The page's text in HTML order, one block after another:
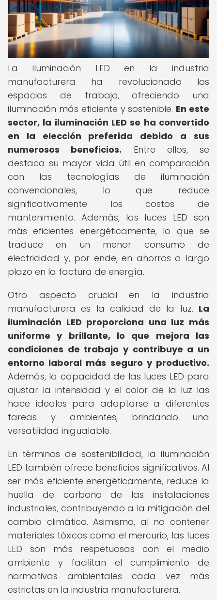
La iluminación LED en la industria
manufacturera ha revolucionado los
espacios de trabajo, ofreciendo una
iluminación más eficiente y sostenible. En este
sector, la iluminación LED se ha convertido
en la elección preferida debido a sus
numerosos beneficios. Entre ellos, se
destaca su mayor vida útil en comparación
con las tecnologías de iluminación
convencionales, lo que reduce
significativamente los costos de
mantenimiento. Además, las luces LED son
más eficientes energéticamente, lo que se
traduce en un menor consumo de
electricidad y, por ende, en ahorros a largo
plazo en la factura de energía.
Otro aspecto crucial en la industria
manufacturera es la calidad de la luz. La
iluminación LED proporciona una luz más
uniforme y brillante, lo que mejora las
condiciones de trabajo y contribuye a un
entorno laboral más seguro y productivo.
Además, la capacidad de las luces LED para
ajustar la intensidad y el color de la luz las
hace ideales para adaptarse a diferentes
tareas y ambientes, brindando una
versatilidad inigualable.
En términos de sostenibilidad, la iluminación
LED también ofrece beneficios significativos. Al
ser más eficiente energéticamente, reduce la
huella de carbono de las instalaciones
industriales, contribuyendo a la mitigación del
cambio climático. Asimismo, al no contener
materiales tóxicos como el mercurio, las luces
LED son más respetuosas con el medio
ambiente y facilitan el cumplimiento de
normativas ambientales cada vez más
estrictas en la industria manufacturera.